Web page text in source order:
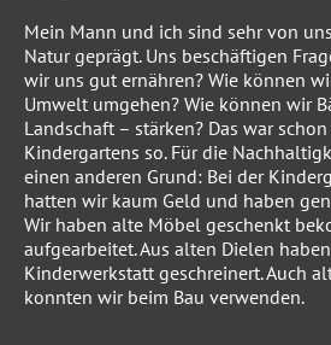
Mein Mann und ich sind sehr von
Natur geprägt. Uns beschäftigen
wir uns gut ernähren? Wie können
Umwelt umgehen? Wie können wir
Landschaft – stärken? Das war
Kindergartens so. Für die
einen anderen Grund: Bei der
hatten wir kaum Geld und haben
Wir haben alte Möbel geschenkt
aufgearbeitet. Aus alten Dielen
Kinderwerkstatt geschreinert. Auch
konnten wir beim Bau verwenden.